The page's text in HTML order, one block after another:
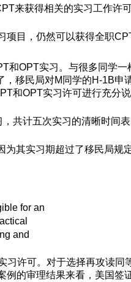
来获得相关的实习工作
目，仍然可以获得全职
OPT实习。与很多同学
移民局对M同学的H-1B
和OPT实习许可进行充分
共计五次实习的清晰时间
其实习期超过了移民局
for an
and
许可。对于选择再攻读
的审理结果来看，美国